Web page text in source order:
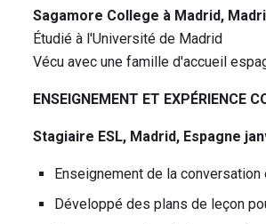
Sagamore College à Madrid,
Étudié à l'Université de Madrid
Vécu avec une famille d'accueil
ENSEIGNEMENT ET EXPÉRIENCE
Stagiaire ESL, Madrid, Espagne
Enseignement de la
Développé des plans de leçon